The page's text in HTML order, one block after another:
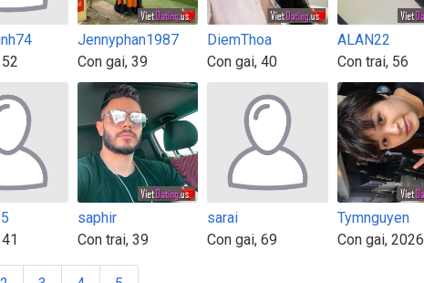
Jennyphan1987
Con gai, 39
DiemThoa
Con gai, 40
ALAN22
Con trai, 56
saphir
Con trai, 39
sarai
Con gai, 69
Tymnguyen
Con gai, 2026